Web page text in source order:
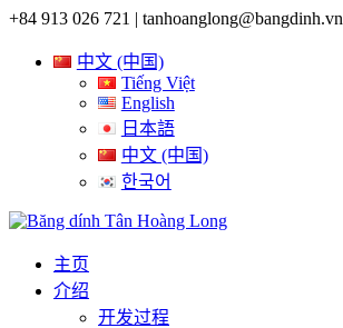
+84 913 026 721 | tanhoanglong@bangdinh.vn
中文 (中国)
Tiếng Việt
English
日本語
中文 (中国)
한국어
主页
介绍
开发过程